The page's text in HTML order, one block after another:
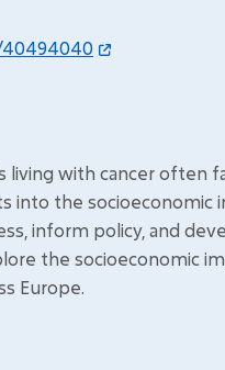
living with cancer often
into the socioeconomic
inform policy, and
the socioeconomic
Europe.